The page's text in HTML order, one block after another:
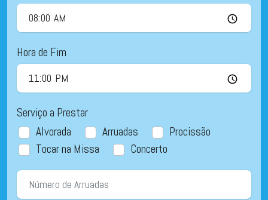
Hora de Fim
Serviço a Prestar
Alvorada
Arruadas
Procissão
Tocar na Missa
Concerto